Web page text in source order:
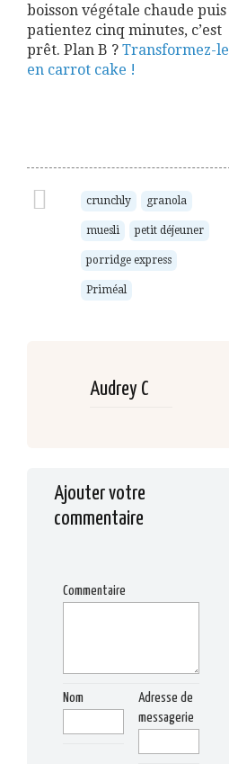
boisson végétale chaude puis
patientez cinq minutes, c’est
prêt. Plan B ? Transformez-le
en carrot cake !
crunchly granola
muesli petit déjeuner
porridge express
Priméal
Audrey C
Ajouter votre
commentaire
Commentaire
Nom
Adresse de
messagerie